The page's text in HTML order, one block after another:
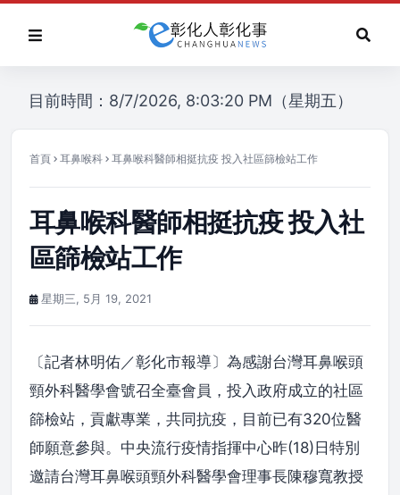
目前時間：8/7/2026, 8:03:20 PM（星期五）
首頁 耳鼻喉科 耳鼻喉科醫師相挺抗疫 投入社區篩檢站工作
耳鼻喉科醫師相挺抗疫 投入社
區篩檢站工作
星期三, 5月 19, 2021
〔記者林明佑／彰化市報導〕為感謝台灣耳鼻喉頭
頸外科醫學會號召全臺會員，投入政府成立的社區
篩檢站，貢獻專業，共同抗疫，目前已有320位醫
師願意參與。中央流行疫情指揮中心昨(18)日特別
邀請台灣耳鼻喉頭頸外科醫學會理事長陳穆寬教授